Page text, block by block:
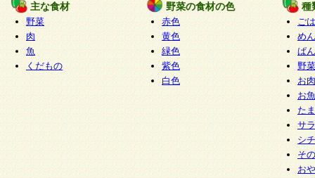
主な食材
野菜
肉
魚
くだもの
野菜の食材の色
赤色
黄色
緑色
紫色
白色
種
ご
めん
ぱん
野
お
お
た
サ
シ
そ
お